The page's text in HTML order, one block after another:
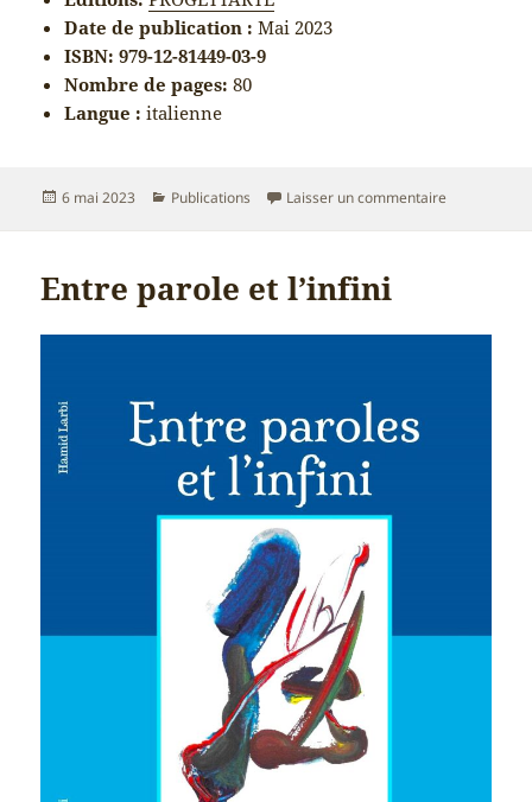
Date de publication :Mai 2023
ISBN: 979-12-81449-03-9
Nombre de pages:80
Langue : italienne
Publié
6 mai 2023 Catégories
Publications Laisser un commentairesur I riflessi
Entre parole et l’infini